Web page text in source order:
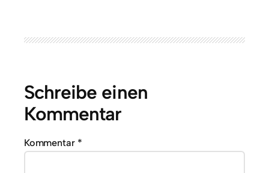
Schreibe einen
Kommentar
Kommentar *